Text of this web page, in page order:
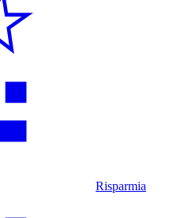
Risparmia